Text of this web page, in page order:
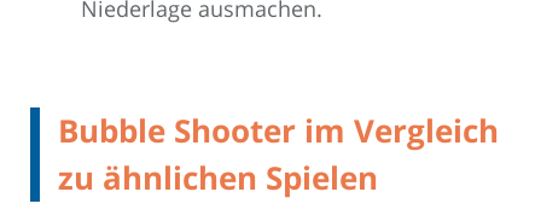
Niederlage ausmachen.
Bubble Shooter im Vergleich
zu ähnlichen Spielen